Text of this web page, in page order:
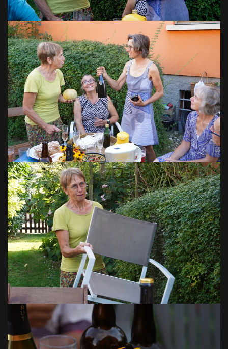
VOIR EN GRAND
VOIR EN GRAND